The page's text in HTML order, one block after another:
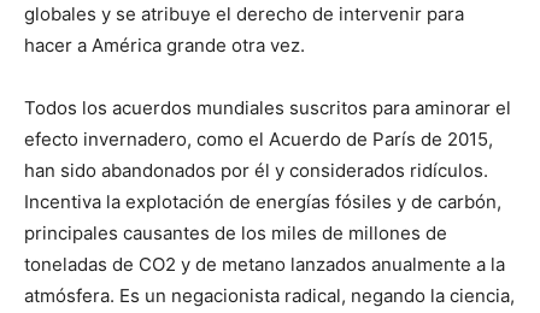
globales y se atribuye el derecho de intervenir para
hacer a América grande otra vez.
Todos los acuerdos mundiales suscritos para aminorar el
efecto invernadero, como el Acuerdo de París de 2015,
han sido abandonados por él y considerados ridículos.
Incentiva la explotación de energías fósiles y de carbón,
principales causantes de los miles de millones de
toneladas de CO2 y de metano lanzados anualmente a la
atmósfera. Es un negacionista radical, negando la ciencia,